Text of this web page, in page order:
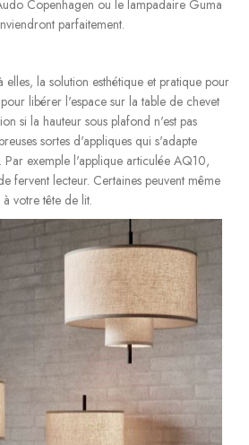
Copenhagen ou le lampadaire Guma
parfaitement.
elles, la solution esthétique et pratique pour
libérer l'espace sur la table de chevet
si la hauteur sous plafond n'est pas
sortes d'appliques qui s'adapte
Par exemple l'applique articulée AQ10,
fervent lecteur. Certaines peuvent même
votre tête de lit.